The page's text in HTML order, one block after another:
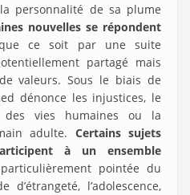
personnalité de sa plume
nouvelles se répondent
ce soit par une suite
partagé mais
valeurs. Sous le biais de
dénonce les injustices, le
des vies humaines ou la
adulte. Certains sujets
à un ensemble
particulièrement pointée du
l’adolescence,